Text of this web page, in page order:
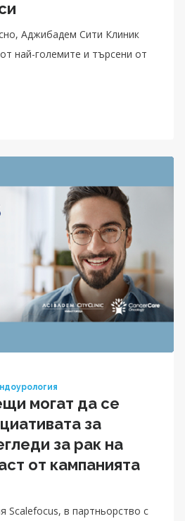
Аджибадем Сити Клиник
най-големите и търсени от
могат да се
за
за рак на
от кампанията
Scalefocus, в партньорство с